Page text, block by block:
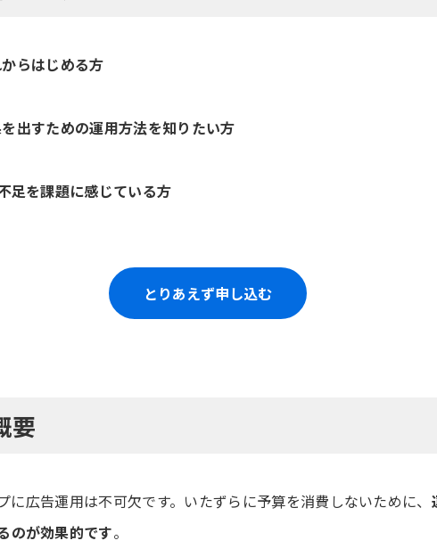
らはじめる方
出すための運用方法を知りたい方
足を課題に感じている方
とりあえず申し込む
要
広告運用は不可欠です。いたずらに予算を消費しないために、
のが効果的です。